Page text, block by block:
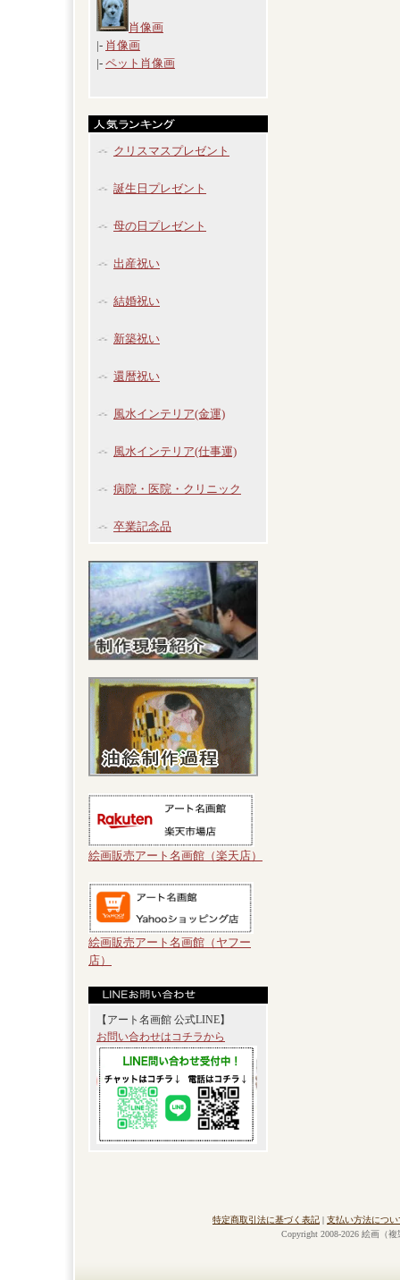
肖像画
|- 肖像画
|- ペット肖像画
クリスマスプレゼント
誕生日プレゼント
母の日プレゼント
出産祝い
結婚祝い
新築祝い
還暦祝い
風水インテリア(金運)
風水インテリア(仕事運)
病院・医院・クリニック
卒業記念品
絵画販売アート名画館（楽天店）
絵画販売アート名画館（ヤフー
店）
【アート名画館 公式LINE】
お問い合わせはコチラから
特定商取引法に基づく表記 | 支払い方法につい
Copyright 2008-2026 絵画（